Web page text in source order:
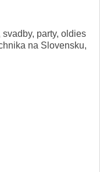
party, oldies
na Slovensku,